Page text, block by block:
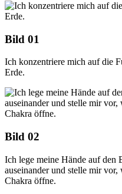
Bild 01
Ich konzentriere mich auf die
Erde.
Bild 02
Ich lege meine Hände auf den
auseinander und stelle mir
Chakra öffne.